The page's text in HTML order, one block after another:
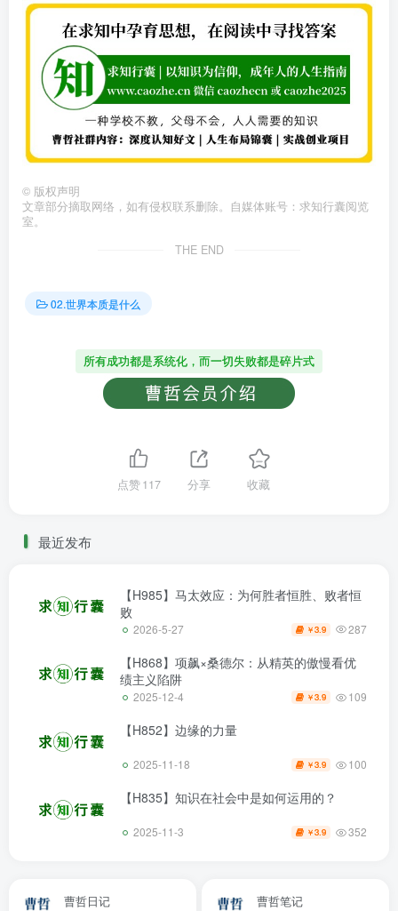
© 版权声明
文章部分摘取网络，如有侵权联系删除。自媒体账号：求知行囊阅览
室。
THE END
02.世界本质是什么
所有成功都是系统化，而一切失败都是碎片式
点赞117 分享 收藏
最近发布
【H985】马太效应：为何胜者恒胜、败者恒
败
2026-5-27 ￥3.9 287
【H868】项飙×桑德尔：从精英的傲慢看优
绩主义陷阱
2025-12-4 ￥3.9 109
【H852】边缘的力量
2025-11-18 ￥3.9 100
【H835】知识在社会中是如何运用的？
2025-11-3 ￥3.9 352
曹哲日记 曹哲笔记